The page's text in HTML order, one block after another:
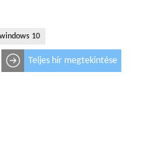
windows 10
Teljes hír megtekintése